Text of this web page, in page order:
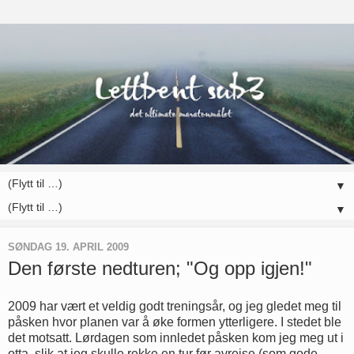
▼
▼
SØNDAG 19. APRIL 2009
Den første nedturen; "Og opp igjen!"
2009 har vært et veldig godt treningsår, og jeg gledet meg til
påsken hvor planen var å øke formen ytterligere. I stedet ble
det motsatt. Lørdagen som innledet påsken kom jeg meg ut i